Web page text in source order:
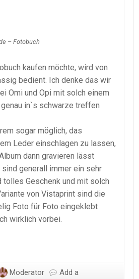
– Fotobuch
kaufen möchte, wird von
bedient. Ich denke das wir
Omi und Opi mit solch einem
in`s schwarze treffen
sogar möglich, das
Leder einschlagen zu lassen,
dann gravieren lässt
generall immer ein sehr
tolles Geschenk und mit solch
von Vistaprint sind die
Foto für Foto eingeklebt
wirklich vorbei.
Moderator
Add a